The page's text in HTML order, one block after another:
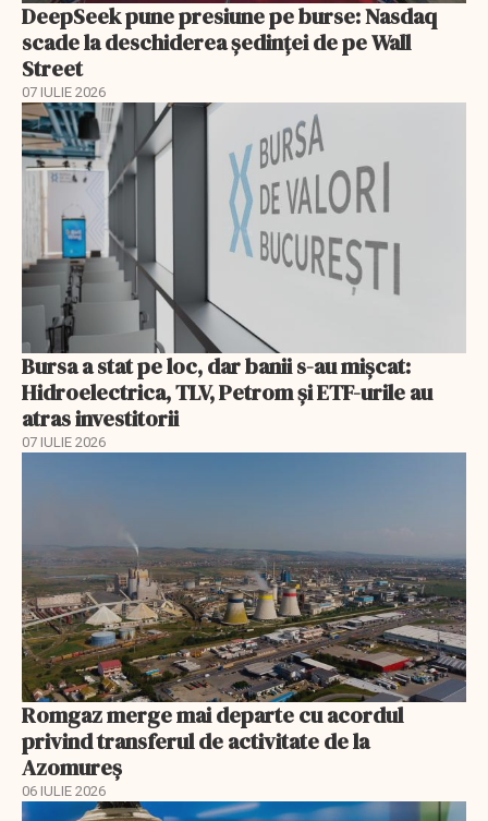
DeepSeek pune presiune pe burse: Nasdaq
scade la deschiderea ședinței de pe Wall
Street
07 IULIE 2026
Bursa a stat pe loc, dar banii s-au mișcat:
Hidroelectrica, TLV, Petrom și ETF-urile au
atras investitorii
07 IULIE 2026
Romgaz merge mai departe cu acordul
privind transferul de activitate de la
Azomureș
06 IULIE 2026